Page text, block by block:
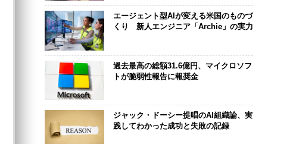
エージェント型AIが変える米国のものづ
くり 新人エンジニア「Archie」の実力
過去最高の総額31.6億円、マイクロソフ
トが脆弱性報告に報奨金
ジャック・ドーシー提唱のAI組織論、実
践してわかった成功と失敗の記録